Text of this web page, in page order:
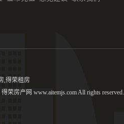
,得荣租房
荣房产网 www.aitemjs.com All rights reserved.